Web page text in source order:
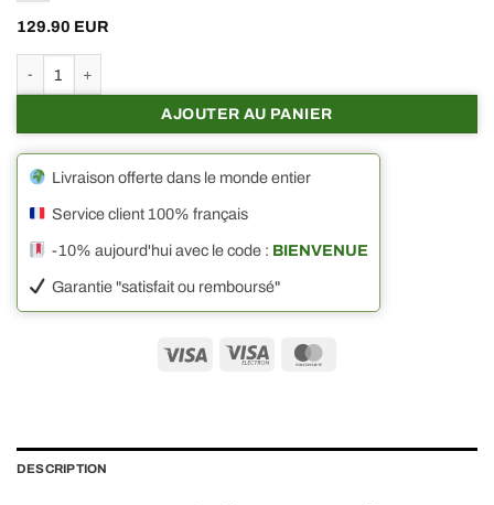
129.90 EUR
AJOUTER AU PANIER
Livraison offerte dans le monde entier
Service client 100% français
-10% aujourd'hui avec le code : BIENVENUE
Garantie "satisfait ou remboursé"
Visa
Visa
DESCRIPTION